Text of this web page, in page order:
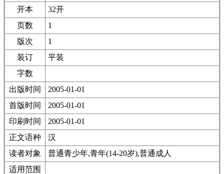
开本
32开
页数
1
版次
1
装订
平装
字数
出版时间
2005-01-01
首版时间
2005-01-01
印刷时间
2005-01-01
正文语种
汉
读者对象
普通青少年,青年(14-20岁),普通成人
适用范围